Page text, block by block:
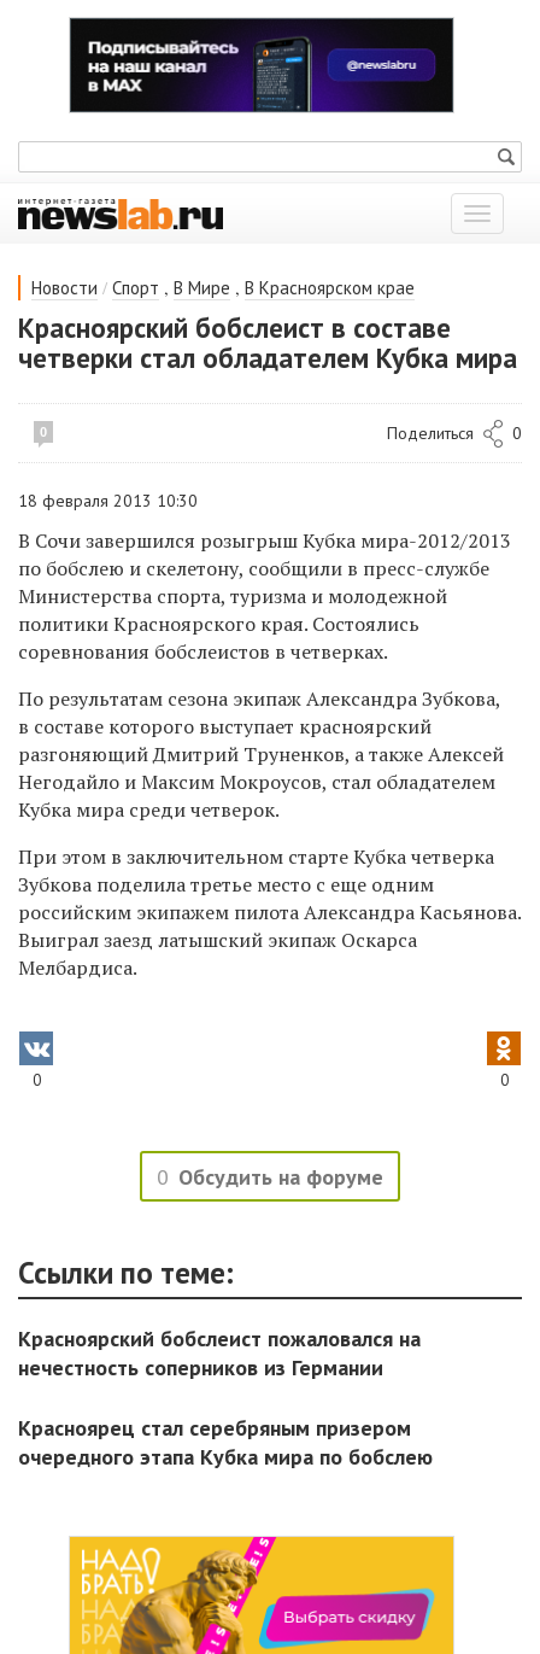
Показать
меню
Новости / Спорт , В Мире , В Красноярском крае
Красноярский бобслеист в составе
четверки стал обладателем Кубка мира
0 Поделиться 0
18 февраля 2013 10:30
В Сочи завершился розыгрыш Кубка мира-2012/2013
по бобслею и скелетону, сообщили в пресс-службе
Министерства спорта, туризма и молодежной
политики Красноярского края. Состоялись
соревнования бобслеистов в четверках.
По результатам сезона экипаж Александра Зубкова,
в составе которого выступает красноярский
разгоняющий Дмитрий Труненков, а также Алексей
Негодайло и Максим Мокроусов, стал обладателем
Кубка мира среди четверок.
При этом в заключительном старте Кубка четверка
Зубкова поделила третье место с еще одним
российским экипажем пилота Александра Касьянова.
Выиграл заезд латышский экипаж Оскарса
Мелбардиса.
0 0
0 Обсудить на форуме
Ссылки по теме:
Красноярский бобслеист пожаловался на
нечестность соперников из Германии
Красноярец стал серебряным призером
очередного этапа Кубка мира по бобслею